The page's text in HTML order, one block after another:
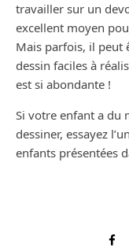
travailler sur un
excellent moyen
Mais parfois, il peut
dessin faciles à
est si abondante !
Si votre enfant a du
dessiner, essayez
enfants présentées